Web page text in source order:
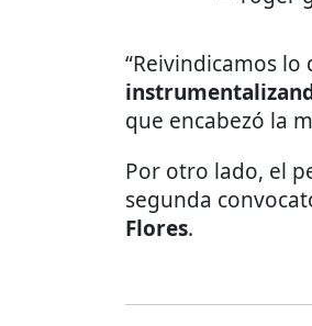
“Reivindicamos
que encabezó la
Por otro lado, el
segunda
Flores.